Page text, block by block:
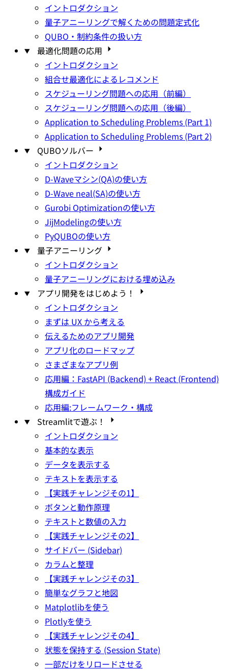
イントロダクション
量子アニーリングで解くための問題定式化
QUBO・制約条件の扱い方
最適化問題の応用
イントロダクション
組合せ最適化によるレコメンド
スケジューリング問題への応用（前編）
スケジューリング問題への応用（後編）
Application to Scheduling Problems (Part 1)
Application to Scheduling Problems (Part 2)
QUBOソルバー
イントロダクション
D-Waveマシン(QA)の使い方
D-Wave neal(SA)の使い方
Gurobi Optimizationの使い方
JijModelingの使い方
PyQUBOの使い方
量子アニーリング
イントロダクション
量子アニーリングにおける埋め込み
アプリ開発をはじめよう！
イントロダクション
まずは UX から考える
伝えるためのアプリ開発
アプリ化のロードマップ
さまざまなアプリ例
応用編：FastAPI (Backend) + React (Frontend)
構成ガイド
応用編:フレームワーク・構成
Streamlitで遊ぶ！
イントロダクション
基本的な表示
データを表示する
テキストを表示する
【実践チャレンジその1】
ボタンと動作原理
テキストと数値の入力
【実践チャレンジその2】
サイドバー (Sidebar)
カラムと整理
【実践チャレンジその3】
簡単なグラフと地図
Matplotlibを使う
Plotlyを使う
【実践チャレンジその4】
状態を保持する (Session State)
一部だけをリロードさせる